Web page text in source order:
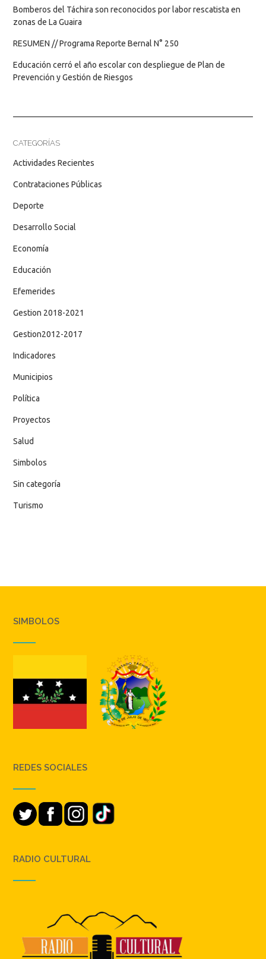
Bomberos del Táchira son reconocidos por labor rescatista en
zonas de La Guaira
RESUMEN // Programa Reporte Bernal N° 250
Educación cerró el año escolar con despliegue de Plan de
Prevención y Gestión de Riesgos
CATEGORÍAS
Actividades Recientes
Contrataciones Públicas
Deporte
Desarrollo Social
Economía
Educación
Efemerides
Gestion 2018-2021
Gestion2012-2017
Indicadores
Municipios
Política
Proyectos
Salud
Simbolos
Sin categoría
Turismo
SIMBOLOS
REDES SOCIALES
RADIO CULTURAL